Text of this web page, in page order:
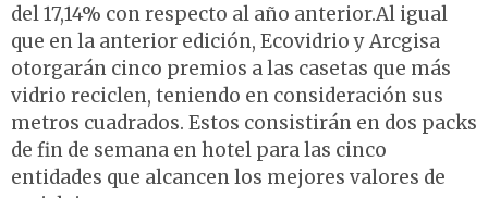
del 17,14% con respecto al año anterior.Al igual
que en la anterior edición, Ecovidrio y Arcgisa
otorgarán cinco premios a las casetas que más
vidrio reciclen, teniendo en consideración sus
metros cuadrados. Estos consistirán en dos packs
de fin de semana en hotel para las cinco
entidades que alcancen los mejores valores de